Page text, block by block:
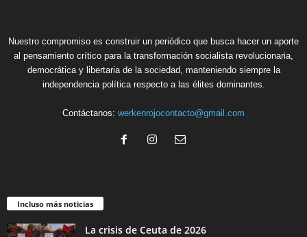
Nuestro compromiso es construir un periódico que busca hacer un aporte
al pensamiento crítico para la transformación socialista revolucionaria,
democrática y libertaria de la sociedad, manteniendo siempre la
independencia política respecto a las élites dominantes.
Contáctanos: werkenrojocontacto@gmail.com
Incluso más noticias
La crisis de Ceuta de 2026